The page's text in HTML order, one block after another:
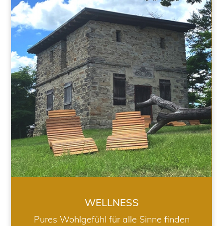
WELLNESS
WELLNESS
Pures Wohlgefühl für alle Sinne finden